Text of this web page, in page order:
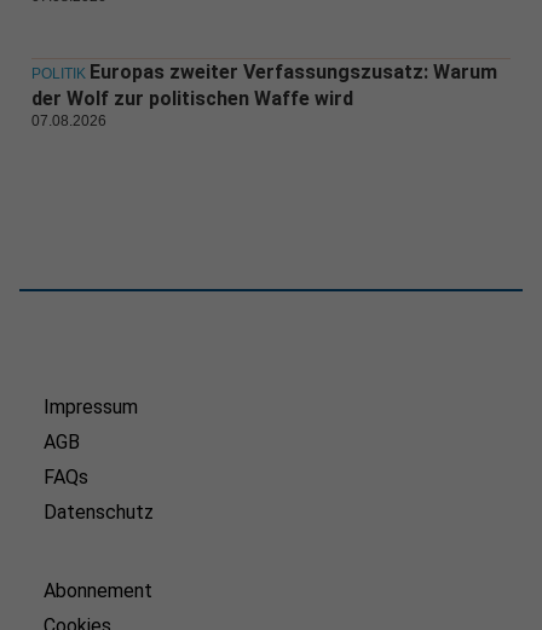
POLITIK Europas zweiter Verfassungszusatz: Warum
der Wolf zur politischen Waffe wird
07.08.2026
Impressum
AGB
FAQs
Datenschutz
Abonnement